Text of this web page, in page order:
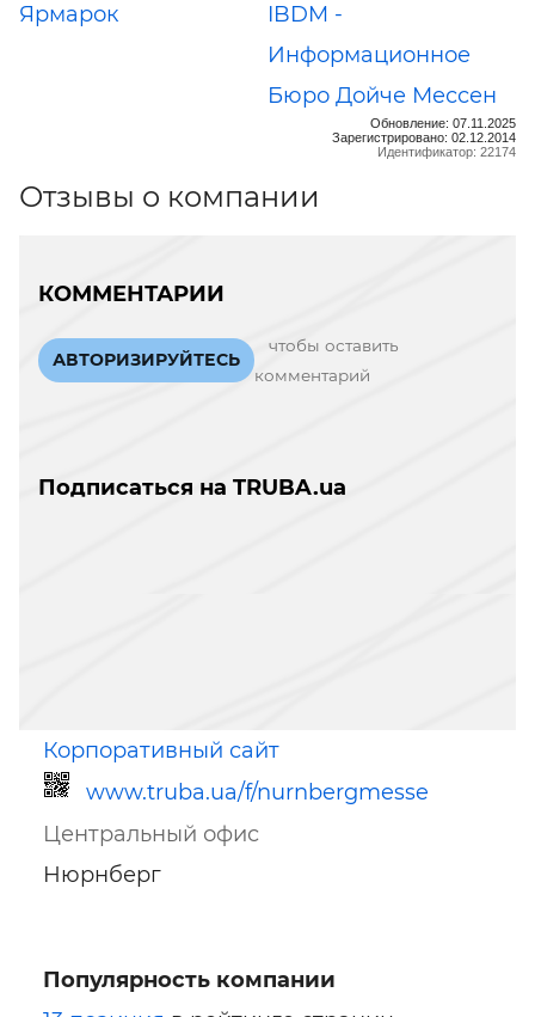
Ярмарок
IBDM -
Информационное
Бюро Дойче Мессен
Обновление: 07.11.2025
Зарегистрировано: 02.12.2014
Идентификатор: 22174
Отзывы о компании
КОММЕНТАРИИ
АВТОРИЗИРУЙТЕСЬ
чтобы оставить
комментарий
Подписаться на TRUBA.ua
Корпоративный сайт
www.truba.ua/f/nurnbergmesse
Ссылка для мобильных устройств
Центральный офис
Нюрнберг
Популярность компании